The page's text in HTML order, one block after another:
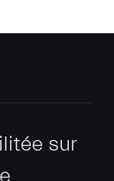
sur